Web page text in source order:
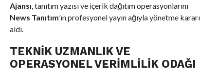
Ajansı, tanıtım yazısı ve içerik dağıtım operasyonlarını
News Tanıtım’ın profesyonel yayın ağıyla yönetme kararı
aldı.
TEKNIK UZMANLIK VE
OPERASYONEL VERIMLILIK ODAĞI